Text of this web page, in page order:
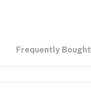
Frequently Bought